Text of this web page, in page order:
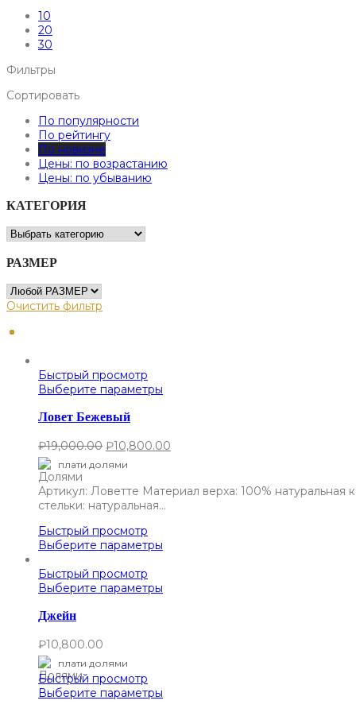
10
20
30
Фильтры
Сортировать
По популярности
По рейтингу
По новизне
Цены: по возрастанию
Цены: по убыванию
КАТЕГОРИЯ
РАЗМЕР
Очистить фильтр
Быстрый просмотр
Выберите параметры
Ловет Бежевый
₽19,000.00 ₽10,800.00
плати долями
Артикул: Ловетте Материал верха: 100%
стельки: натуральная…
Быстрый просмотр
Выберите параметры
Быстрый просмотр
Выберите параметры
Джейн
₽10,800.00
плати долями
Быстрый просмотр
Выберите параметры